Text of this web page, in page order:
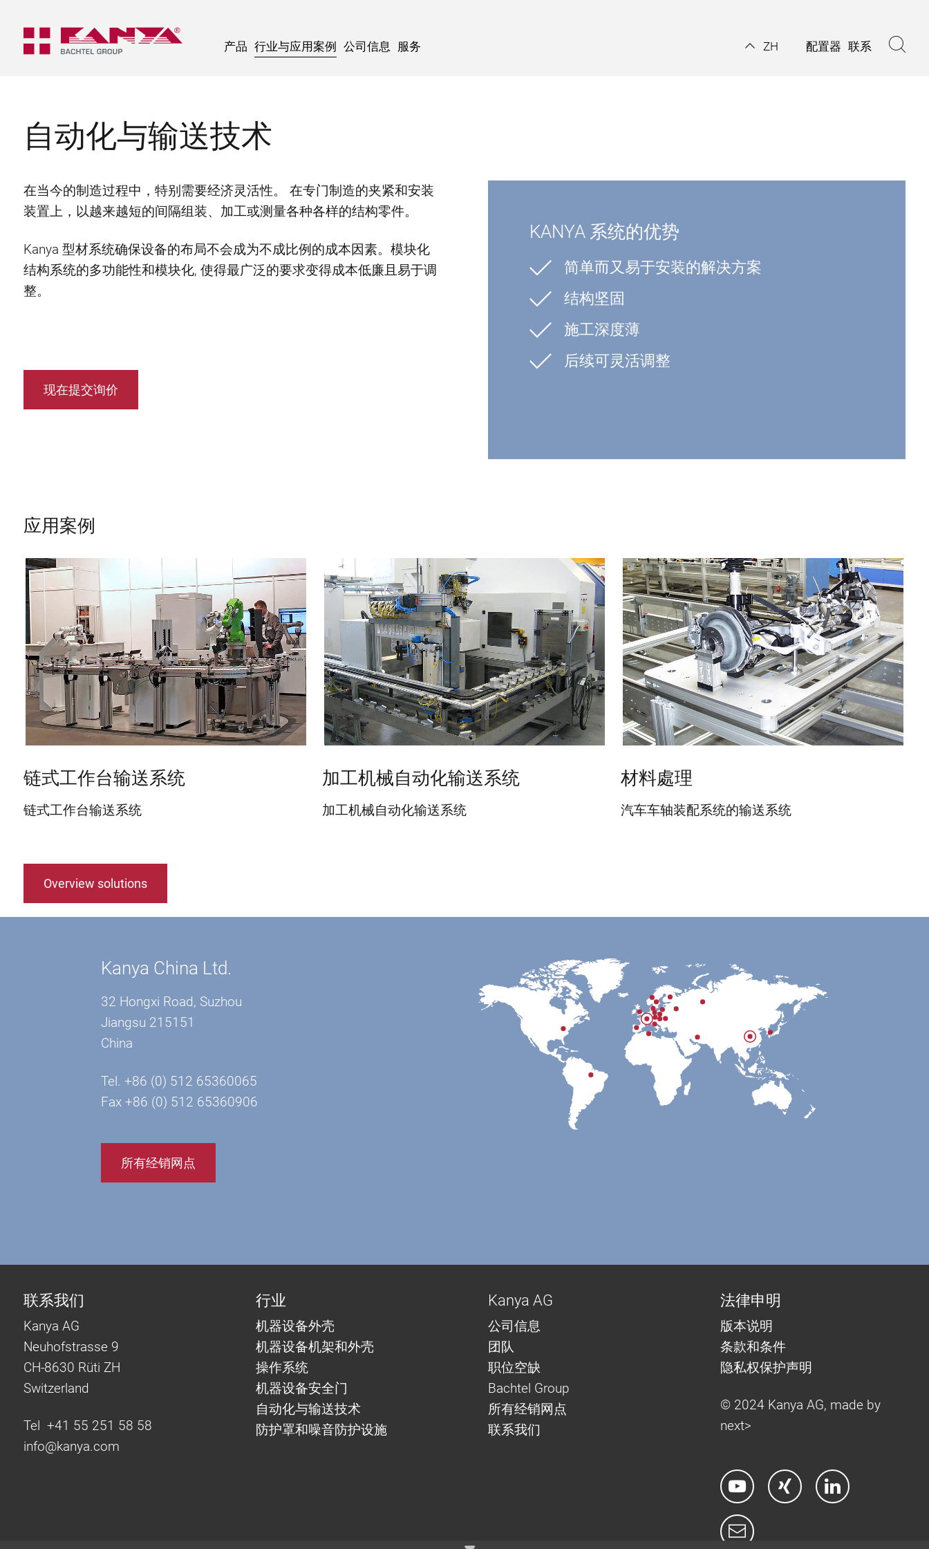
产品 行业与应用案例 公司信息 服务 ZH 配置器 联系
自动化与输送技术
在当今的制造过程中，特别需要经济灵活性。 在专门制造的夹紧和安装
装置上，以越来越短的间隔组装、加工或测量各种各样的结构零件。
Kanya 型材系统确保设备的布局不会成为不成比例的成本因素。模块化
结构系统的多功能性和模块化, 使得最广泛的要求变得成本低廉且易于调
整。
现在提交询价
KANYA 系统的优势
简单而又易于安装的解决方案
结构坚固
施工深度薄
后续可灵活调整
应用案例
链式工作台输送系统
链式工作台输送系统
加工机械自动化输送系统
加工机械自动化输送系统
材料處理
汽车车轴装配系统的输送系统
Overview solutions
Kanya China Ltd.
32 Hongxi Road, Suzhou
Jiangsu 215151
China
Tel. +86 (0) 512 65360065
Fax +86 (0) 512 65360906
所有经销网点
联系我们
Kanya AG
Neuhofstrasse 9
CH-8630 Rüti ZH
Switzerland
Tel +41 55 251 58 58
info@kanya.com
行业
机器设备外壳
机器设备机架和外壳
操作系统
机器设备安全门
自动化与输送技术
防护罩和噪音防护设施
Kanya AG
公司信息
团队
职位空缺
Bachtel Group
所有经销网点
联系我们
法律申明
版本说明
条款和条件
隐私权保护声明
© 2024 Kanya AG, made by
next>